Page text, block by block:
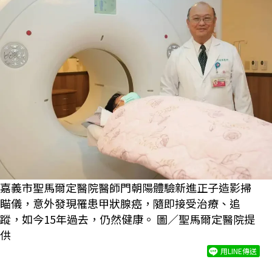
嘉義市聖馬爾定醫院醫師門朝陽體驗新進正子造影掃
瞄儀，意外發現罹患甲狀腺癌，隨即接受治療、追
蹤，如今15年過去，仍然健康。 圖／聖馬爾定醫院提
供
用LINE傳送